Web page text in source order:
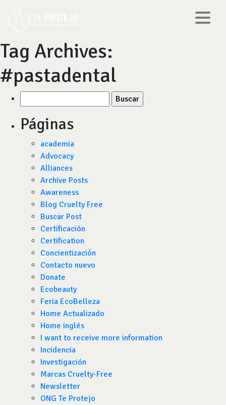
Tag Archives:
#pastadental
por:
Páginas
academia
Advocacy
Alliances
Archive Posts
Awareness
Blog Cruelty Free
Buscar Post
Certificación
Certification
Concientización
Contacto nuevo
Donate
Ecobeauty
Feria EcoBelleza
Home Actualizado
Home inglés
I want to receive more information
Incidencia
Investigación
Marcas Cruelty-Free
Newsletter
ONG Te Protejo